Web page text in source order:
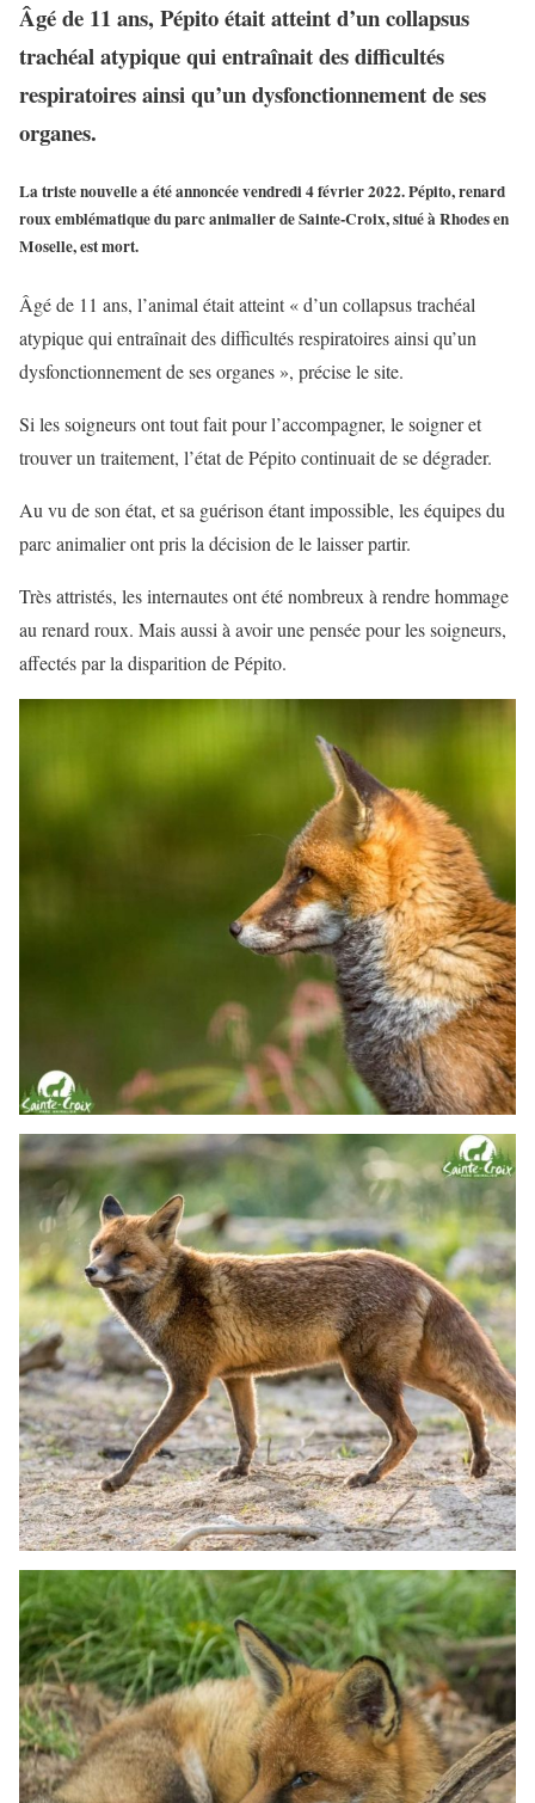
Âgé de 11 ans, Pépito était atteint d’un collapsus
trachéal atypique qui entraînait des difficultés
respiratoires ainsi qu’un dysfonctionnement de ses
organes.
La triste nouvelle a été annoncée vendredi 4 février 2022. Pépito, renard
roux emblématique du parc animalier de Sainte-Croix, situé à Rhodes en
Moselle, est mort.
Âgé de 11 ans, l’animal était atteint « d’un collapsus trachéal
atypique qui entraînait des difficultés respiratoires ainsi qu’un
dysfonctionnement de ses organes », précise le site.
Si les soigneurs ont tout fait pour l’accompagner, le soigner et
trouver un traitement, l’état de Pépito continuait de se dégrader.
Au vu de son état, et sa guérison étant impossible, les équipes du
parc animalier ont pris la décision de le laisser partir.
Très attristés, les internautes ont été nombreux à rendre hommage
au renard roux. Mais aussi à avoir une pensée pour les soigneurs,
affectés par la disparition de Pépito.